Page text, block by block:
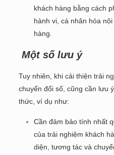
khách hàng bằng cách
hành vi, cá nhân hóa
hàng.
Một số lưu ý
Tuy nhiên, khi cải thiện trải
chuyển đổi số, cũng cần lưu
thức, ví dụ như:
Cần đảm bảo tính nhất
của trải nghiệm khách
diện, tương tác và